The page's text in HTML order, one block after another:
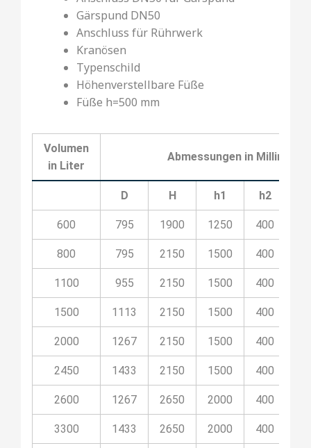
Gärspund DN50
Anschluss für Rührwerk
Kranösen
Typenschild
Höhenverstellbare Füße
Füße h=500 mm
Volumen
in Liter
Abmessungen in Millimeter
D H h1 h2
600 795 1900 1250 400
800 795 2150 1500 400
1100 955 2150 1500 400
1500 1113 2150 1500 400
2000 1267 2150 1500 400
2450 1433 2150 1500 400
2600 1267 2650 2000 400
3300 1433 2650 2000 400